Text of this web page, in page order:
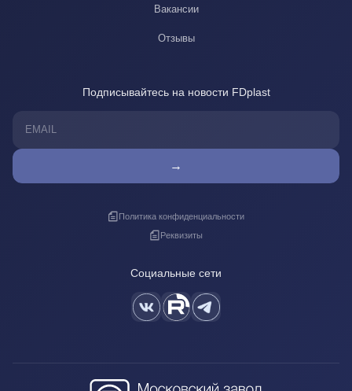
Вакансии
Отзывы
Подписывайтесь на новости FDplast
→
Политика конфиденциальности
Реквизиты
Социальные сети